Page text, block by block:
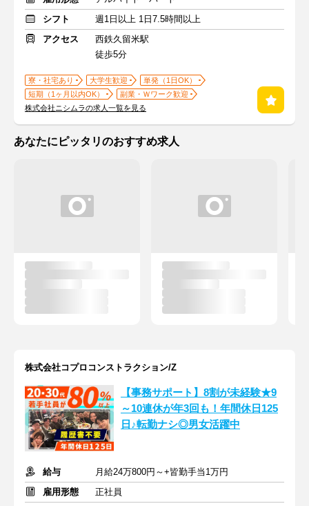
シフト
週1日以上 1日7.5時間以上
アクセス
西鉄久留米駅
徒歩5分
寮・社宅あり 大学生歓迎
単発（1日OK）
短期（1ヶ月以内OK）
副業・Ｗワーク歓迎
株式会社ニシムラの求人一覧を見る
あなたにピッタリのおすすめ求人
株式会社コプロコンストラクション/Z
【事務サポート】8割が未経験★9
～10連休が年3回も！年間休日125
日♪転勤ナシ◎男女活躍中
給与
月給24万800円～+皆勤手当1万円
雇用形態
正社員